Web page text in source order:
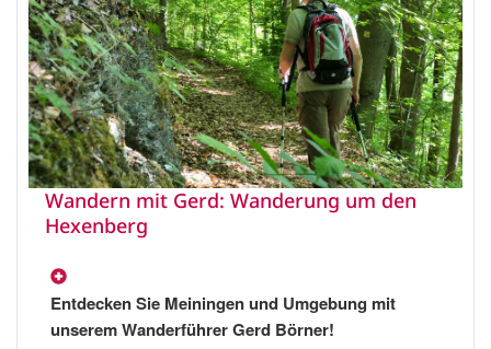
Wandern mit Gerd: Wanderung um den
Hexenberg
Entdecken Sie Meiningen und Umgebung mit
unserem Wanderführer Gerd Börner!